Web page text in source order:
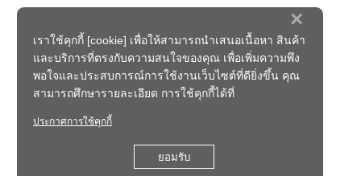
×
เราใช้คุกกี้ [cookie] เพื่อให้สามารถนำเสนอเนื้อหา สินค้า
และบริการที่ตรงกับความสนใจของคุณ เพื่อเพิ่มความพึง
พอใจและประสบการณ์การใช้งานเว็บไซต์ที่ดียิ่งขึ้น คุณ
สามารถศึกษารายละเอียด การใช้คุกกี้ได้ที่
ประกาศการใช้คุกกี้
ยอมรับ